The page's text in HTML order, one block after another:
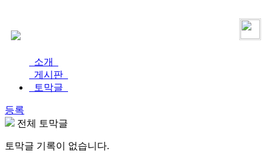
소개
게시판
토막글
등록
전체 토막글
토막글 기록이 없습니다.